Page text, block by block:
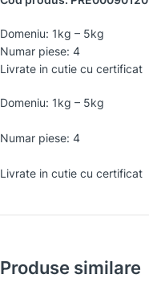
Domeniu: 1kg – 5kg
Numar piese: 4
Livrate in cutie cu certificat
Domeniu: 1kg – 5kg
Numar piese: 4
Livrate in cutie cu certificat
Produse similare